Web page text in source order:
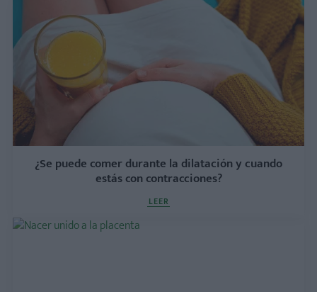
¿Se puede comer durante la dilatación y cuando
estás con contracciones?
LEER